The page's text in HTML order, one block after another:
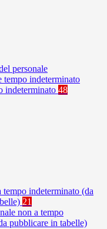
personale
tempo indeterminato
indeterminato 48
tempo indeterminato (da
21
non a tempo
pubblicare in tabelle)